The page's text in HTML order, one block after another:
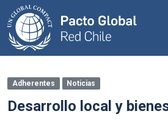
Adherentes Noticias
Desarrollo local y